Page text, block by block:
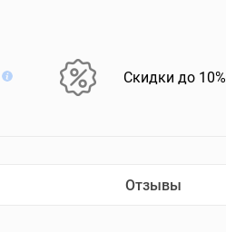
Скидки до 10%
Отзывы